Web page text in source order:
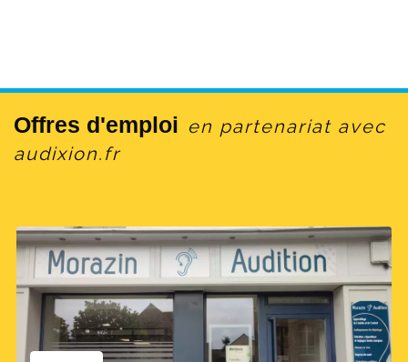
Offres d'emploi en partenariat avec
audixion.fr